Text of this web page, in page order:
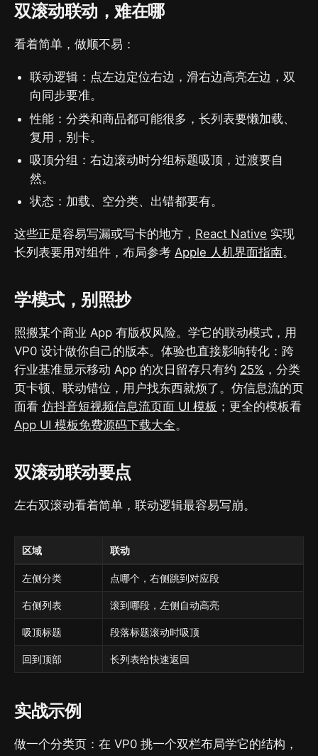
双滚动联动，难在哪
看着简单，做顺不易：
联动逻辑：点左边定位右边，滑右边高亮左边，双
向同步要准。
性能：分类和商品都可能很多，长列表要懒加载、
复用，别卡。
吸顶分组：右边滚动时分组标题吸顶，过渡要自
然。
状态：加载、空分类、出错都要有。
这些正是容易写漏或写卡的地方， React Native 实现
长列表要用对组件，布局参考 Apple 人机界面指南。
学模式，别照抄
照搬某个商业 App 有版权风险。学它的联动模式，用
VP0 设计做你自己的版本。体验也直接影响转化：跨
行业基准显示移动 App 的次日留存只有约 25% ，分类
页卡顿、联动错位，用户找东西就烦了。仿信息流的页
面看 仿抖音短视频信息流页面 UI 模板 ；更全的模板看
App UI 模板免费源码下载大全。
双滚动联动要点
左右双滚动看着简单，联动逻辑最容易写崩。
区域 联动
左侧分类 点哪个，右侧跳到对应段
右侧列表 滚到哪段，左侧自动高亮
吸顶标题 段落标题滚动时吸顶
回到顶部 长列表给快速返回
实战示例
做一个分类页：在 VP0 挑一个双栏布局学它的结构，